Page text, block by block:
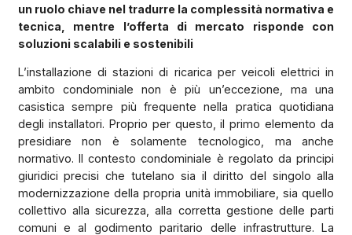
un ruolo chiave nel tradurre la complessità normativa e
tecnica, mentre l’offerta di mercato risponde con
soluzioni scalabili e sostenibili
L’installazione di stazioni di ricarica per veicoli elettrici in
ambito condominiale non è più un’eccezione, ma una
casistica sempre più frequente nella pratica quotidiana
degli installatori. Proprio per questo, il primo elemento da
presidiare non è solamente tecnologico, ma anche
normativo. Il contesto condominiale è regolato da principi
giuridici precisi che tutelano sia il diritto del singolo alla
modernizzazione della propria unità immobiliare, sia quello
collettivo alla sicurezza, alla corretta gestione delle parti
comuni e al godimento paritario delle infrastrutture. La